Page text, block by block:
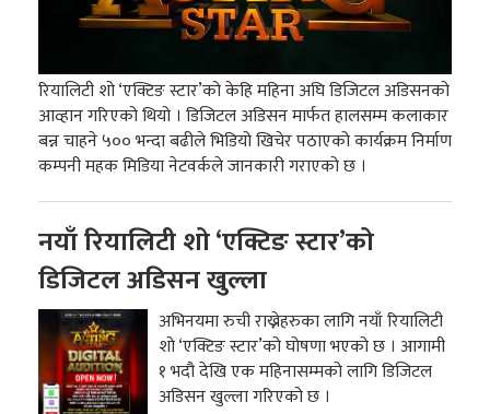
रियालिटी शो ‘एक्टिङ स्टार’को केहि महिना अघि डिजिटल अडिसनको
आव्हान गरिएको थियो । डिजिटल अडिसन मार्फत हालसम्म कलाकार
बन्न चाहने ५०० भन्दा बढीले भिडियो खिचेर पठाएको कार्यक्रम निर्माण
कम्पनी महक मिडिया नेटवर्कले जानकारी गराएको छ ।
नयाँ रियालिटी शो ‘एक्टिङ स्टार’को
डिजिटल अडिसन खुल्ला
अभिनयमा रुची राख्नेहरुका लागि नयाँ रियालिटी
शो ‘एक्टिङ स्टार’को घोषणा भएको छ । आगामी
१ भदौ देखि एक महिनासम्मको लागि डिजिटल
अडिसन खुल्ला गरिएको छ ।